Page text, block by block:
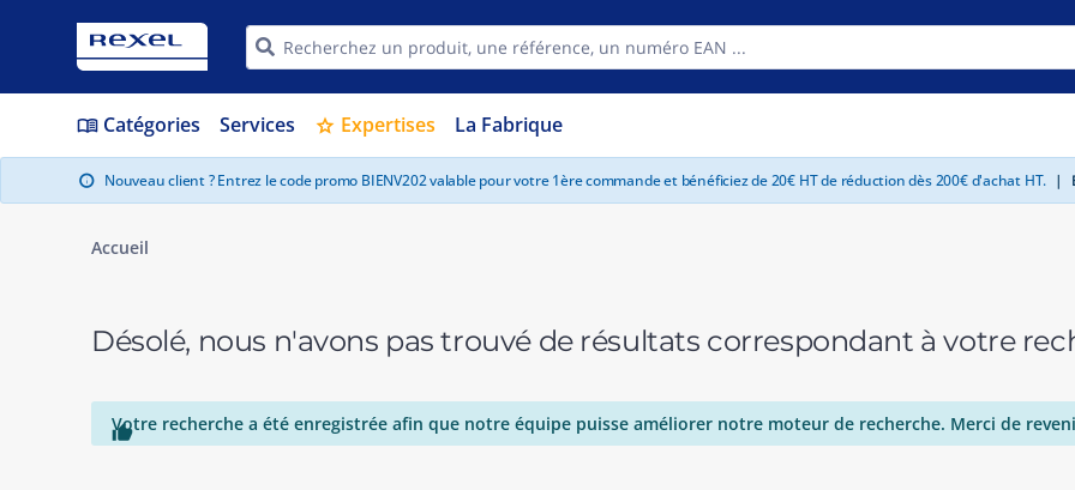
menu_book Catégories Services star Expertises La Fabrique
info Nouveau client ? Entrez le code promo BIENV202 valable pour votre 1ère commande et bénéficiez de 20€ HT de réduction dès 200€ d'achat HT. |
Accueil
Désolé, nous n'avons pas trouvé de résultats correspondant à votre

Votre recherche a été enregistrée afin que notre équipe puisse améliorer notre moteur de recherche. Merci de